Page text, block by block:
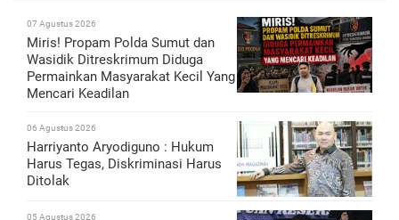
07 Agustus 2026
Miris! Propam Polda Sumut dan
Wasidik Ditreskrimum Diduga
Permainkan Masyarakat Kecil Yang
Mencari Keadilan
06 Agustus 2026
Harriyanto Aryodiguno : Hukum
Harus Tegas, Diskriminasi Harus
Ditolak
05 Agustus 2026